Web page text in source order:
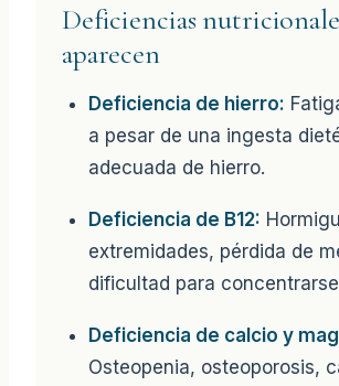
Deficiencias
aparecen
Deficiencia de hierro:
a pesar de una ingesta
adecuada de hierro.
Deficiencia de B12:
extremidades, pérdida de
dificultad para
Deficiencia de calcio y
Osteopenia, osteoporosis,